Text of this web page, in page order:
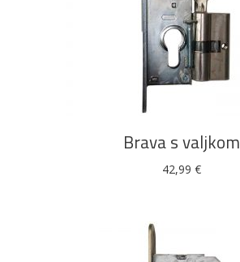
DODAJ U KOŠARICU
Brava s valjkom
42,99 €